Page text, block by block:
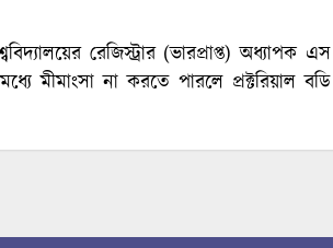
রেজিস্ট্রার (ভারপ্রাপ্ত) অধ্যাপক এস
মীমাংসা না করতে পারলে প্রক্টরিয়াল বডি